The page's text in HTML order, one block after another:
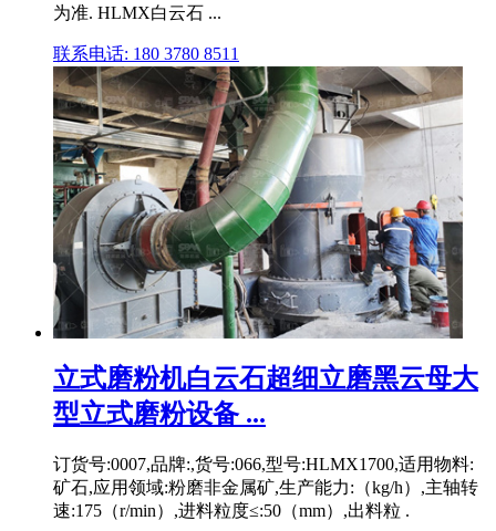
为准. HLMX白云石 ...
联系电话: 180 3780 8511
立式磨粉机白云石超细立磨黑云母大
型立式磨粉设备 ...
订货号:0007,品牌:,货号:066,型号:HLMX1700,适用物料:
矿石,应用领域:粉磨非金属矿,生产能力:（kg/h）,主轴转
速:175（r/min）,进料粒度≤:50（mm）,出料粒 .